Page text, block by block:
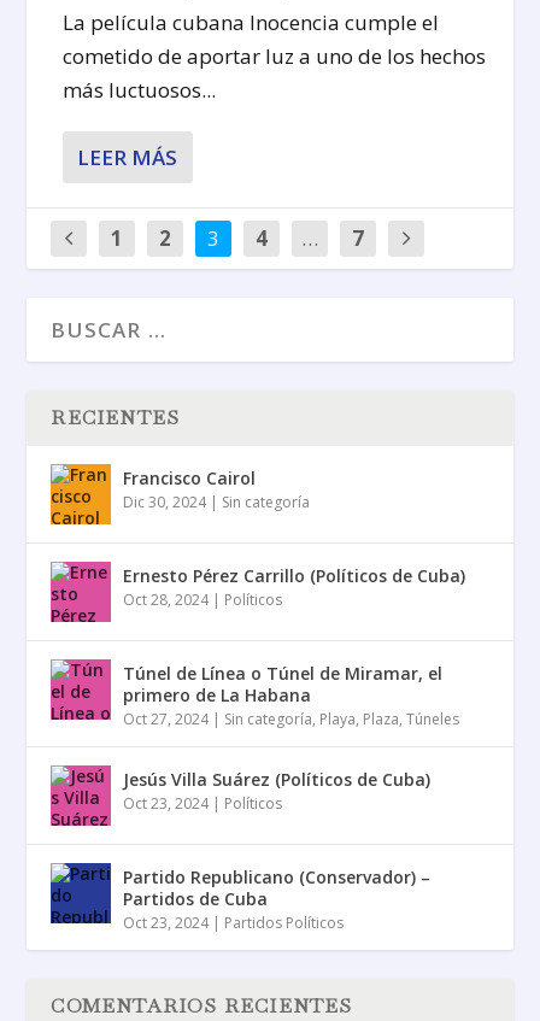
La película cubana Inocencia cumple el
cometido de aportar luz a uno de los hechos
más luctuosos...
LEER MÁS
1 2 3 4 … 7
RECIENTES
Francisco Cairol
Dic 30, 2024| Sin categoría
Ernesto Pérez Carrillo (Políticos de Cuba)
Oct 28, 2024| Políticos
Túnel de Línea o Túnel de Miramar, el
primero de La Habana
Oct 27, 2024| Sin categoría, Playa, Plaza,Túneles
Jesús Villa Suárez (Políticos de Cuba)
Oct 23, 2024| Políticos
Partido Republicano (Conservador) –
Partidos de Cuba
Oct 23, 2024| Partidos Políticos
COMENTARIOS RECIENTES